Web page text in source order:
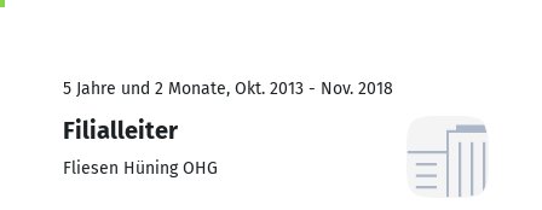
5 Jahre und 2 Monate, Okt. 2013 - Nov. 2018
Filialleiter
Fliesen Hüning OHG